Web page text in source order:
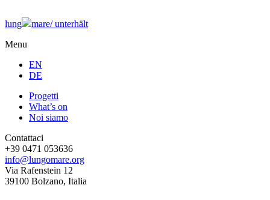
lung mare/unterhält
Menu
EN
DE
Progetti
What’s on
Noi siamo
Contattaci
+39 0471 053636
info@lungomare.org
Via Rafenstein 12
39100 Bolzano, Italia